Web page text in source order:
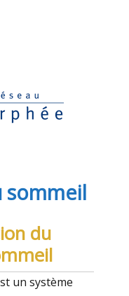
sommeil
du
un système